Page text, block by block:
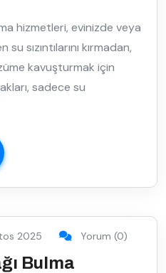
hizmetleri, evinizde veya
sızıntılarını kırmadan,
kavuşturmak için
sadece su
2025 Yorum (0)
Bulma